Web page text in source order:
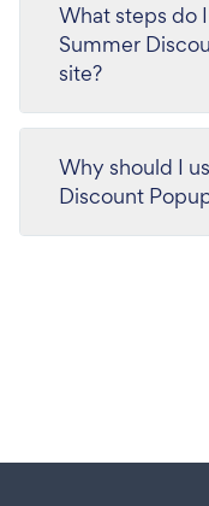
What steps do
Summer
site?
Why should I
Discount